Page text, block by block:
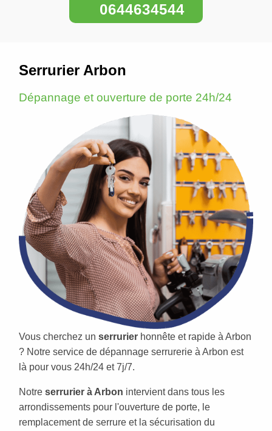
0644634544
Serrurier Arbon
Dépannage et ouverture de porte 24h/24
Vous cherchez un serrurier honnête et rapide à Arbon
? Notre service de dépannage serrurerie à Arbon est
là pour vous 24h/24 et 7j/7.
Notre serrurier à Arbon intervient dans tous les
arrondissements pour l'ouverture de porte, le
remplacement de serrure et la sécurisation du